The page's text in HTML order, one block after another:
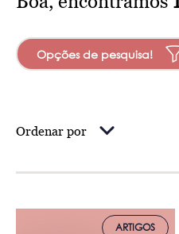
Opções de pesquisa!
Ordenar por
ARTIGOS